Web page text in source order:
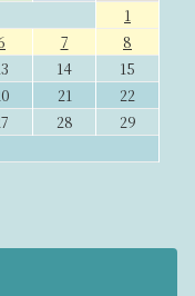
1
7
8
14
15
21
22
28
29